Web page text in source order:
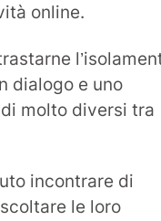
online.
dialogo e uno
molto diversi tra
incontrare di
le loro